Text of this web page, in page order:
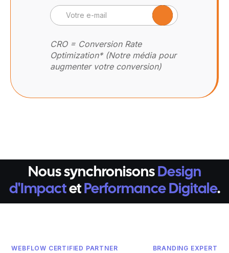
CRO = Conversion Rate
Optimization* (Notre média pour
augmenter votre conversion)
Nous synchronisons Design
d'Impactet Performance Digitale.
WEBFLOW CERTIFIED PARTNER BRANDING EXPERT